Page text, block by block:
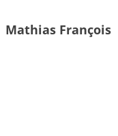
Mathias François